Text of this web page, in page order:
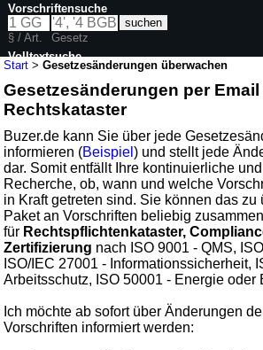
Start >Gesetzesänderungen überwachen
Gesetzesänderungen per Email
Rechtskataster
Buzer.de kann Sie über jede
informieren (Beispiel) und stellt jede
dar. Somit entfällt Ihre kontinuierliche
Recherche, ob, wann und welche
in Kraft getreten sind. Sie können das zu
Paket an Vorschriften beliebig
für Rechtspflichtenkataster,
Zertifizierung nach ISO 9001 - QMS,
ISO/IEC 27001 - Informationssicherheit,
Arbeitsschutz, ISO 50001 - Energie oder
Ich möchte ab sofort über Änderungen
Vorschriften informiert werden:
Vorschriftensuche
§ / Art.
Gesetz
Volltextsuche